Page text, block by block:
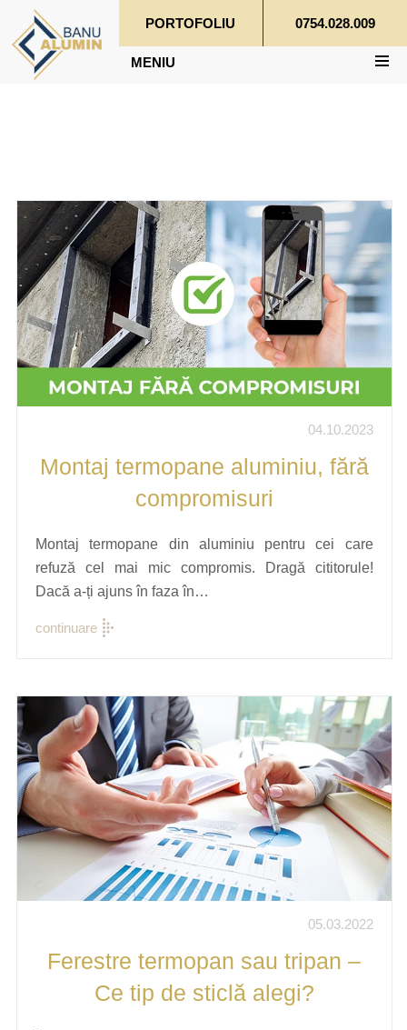
0754.028.009
PORTOFOLIU
MENIU
04.10.2023
Montaj termopane aluminiu, fără
compromisuri
Montaj termopane din aluminiu pentru cei care
refuză cel mai mic compromis. Dragă cititorule!
Dacă a-ți ajuns în faza în…
continuare
05.03.2022
Ferestre termopan sau tripan –
Ce tip de sticlă alegi?